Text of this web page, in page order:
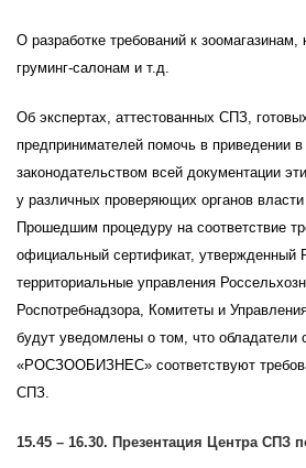
О разработке требований к зоомагазинам,
груминг-салонам и т.д.
Об экспертах, аттестованных СПЗ,
предпринимателей помочь в приведении в
законодательством всей документации
у различных проверяющих органов власти
Прошедшим процедуру на соответствие
официальный сертификат, утвержденный
территориальные управления
Роспотребнадзора, Комитеты и
будут уведомлены о том, что обладатели
«РОСЗООБИЗНЕС» соответствуют
СПЗ.
15.45 – 16.30. Презентация Центра СПЗ